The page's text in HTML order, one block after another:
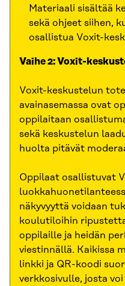
Materiaali sisältää
sekä ohjeet siihen,
osallistua Voxit-
Vaihe 2: Voxit-
Voxit-keskustelun
avainasemassa ovat
oppilaitaan
sekä keskustelun
huolta pitävät
Oppilaat osallistuvat
näkyvyyttä voidaan
koulutiloihin
oppilaille ja heidän
viestinnällä. Kaikissa
linkki ja QR-koodi
verkkosivulle, josta